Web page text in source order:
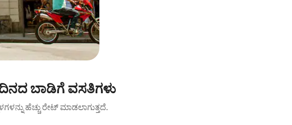
ಬಾಡಿಗೆ ವಸತಿಗಳು
ಹೆಚ್ಚು ರೇಟ್ ಮಾಡಲಾಗುತ್ತದೆ.